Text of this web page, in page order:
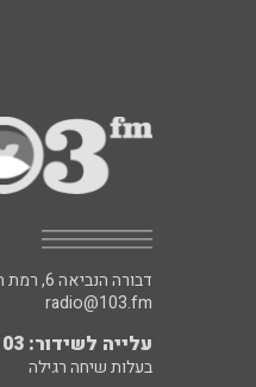
דבורה הנביאה 6, רמת השרון
radio@103.fm
עלייה לשידור: 0552-103-103
בעלות שיחה רגילה